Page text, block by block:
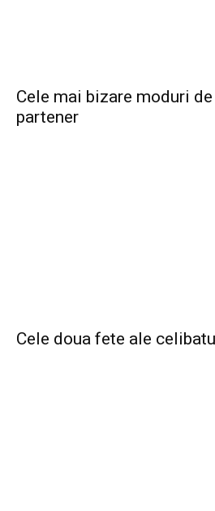
Cele mai bizare moduri
partener
Cele doua fete ale